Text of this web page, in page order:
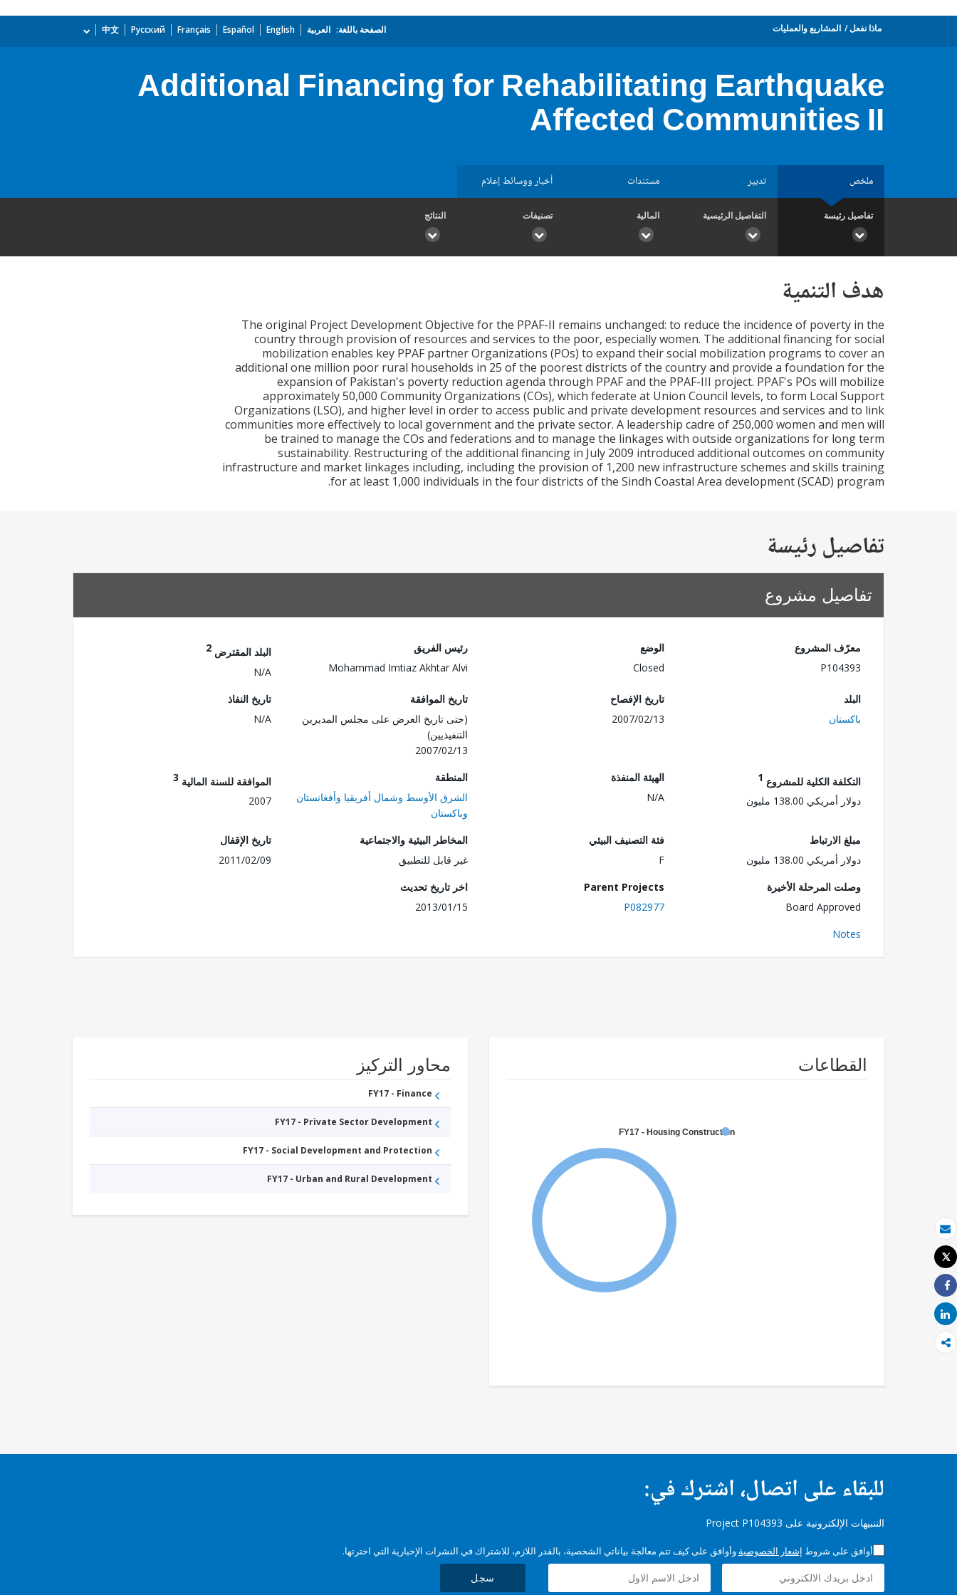
بريد الكتروني
طباعة
Tweet
Share
Share
ماذا نفعل المشاريع والعمليات الصفحة باللغة: العربية English
Español
Français
Русский
中文
Additional Financing for Rehabilitating Earthquake
Affected Communities II
ملخص تدبير مستندات أخبار ووسائط إعلام
تفاصيل رئيسة التفاصيل الرئيسية المالية تصنيفات النتائج
هدف التنمية
The original Project Development Objective for the PPAF-II remains unchanged: to reduce the incidence of poverty in the
country through provision of resources and services to the poor, especially women. The additional financing for social
mobilization enables key PPAF partner Organizations (POs) to expand their social mobilization programs to cover an
additional one million poor rural households in 25 of the poorest districts of the country and provide a foundation for the
expansion of Pakistan's poverty reduction agenda through PPAF and the PPAF-III project. PPAF's POs will mobilize
approximately 50,000 Community Organizations (COs), which federate at Union Council levels, to form Local Support
Organizations (LSO), and higher level in order to access public and private development resources and services and to link
communities more effectively to local government and the private sector. A leadership cadre of 250,000 women and men will
be trained to manage the COs and federations and to manage the linkages with outside organizations for long term
sustainability. Restructuring of the additional financing in July 2009 introduced additional outcomes on community
infrastructure and market linkages including, including the provision of 1,200 new infrastructure schemes and skills training
for at least 1,000 individuals in the four districts of the Sindh Coastal Area development (SCAD) program.
تفاصيل رئيسة
تفاصيل مشروع
معرّف المشروع
P104393
الوضع
Closed
رئيس الفريق
Mohammad Imtiaz Akhtar Alvi
البلد المقترض 2
N/A
البلد
باكستان
تاريخ الإفصاح
2007/02/13
تاريخ الموافقة
(حتى تاريخ العرض على مجلس المديرين
التنفيذيين)
2007/02/13
تاريخ النفاذ
N/A
التكلفة الكلية للمشروع 1
دولار أمريكي 138.00 مليون
الهيئة المنفذة
N/A
المنطقة
الشرق الأوسط وشمال أفريقيا وأفغانستان
وباكستان
الموافقة للسنة المالية 3
2007
مبلغ الارتباط
دولار أمريكي 138.00 مليون
فئة التصنيف البيئي
F
المخاطر البيئية والاجتماعية
غير قابل للتطبيق
تاريخ الإقفال
2011/02/09
وصلت المرحلة الأخيرة
Board Approved
Parent Projects
P082977
اخر تاريخ تحديث
2013/01/15
Notes
القطاعات
FY17 - Housing Construction
محاور التركيز
FY17 - Finance
FY17 - Private Sector Development
FY17 - Social Development and Protection
FY17 - Urban and Rural Development
للبقاء على اتصال، اشترك في:
التنبيهات الإلكترونية على Project P104393
أوافق على شروط إشعار الخصوصية وأوافق على كيف تتم معالجة بياناتي الشخصية، بالقدر اللازم، للاشتراك في النشرات الإخبارية التي اخترتها.
سجل